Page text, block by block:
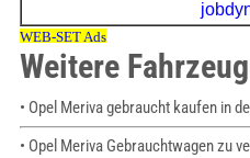
Weitere
• Opel Meriva gebraucht kaufen in
• Opel Meriva Gebrauchtwagen zu